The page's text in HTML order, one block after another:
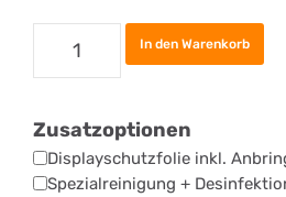
Samsung
Galaxy
5G
Akku
In den Warenkorb
Zusatzoptionen
Displayschutzfolie inkl.
Spezialreinigung +